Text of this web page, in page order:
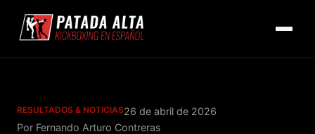
RESULTADOS & NOTICIAS26 de abril de 2026
Por Fernando Arturo Contreras